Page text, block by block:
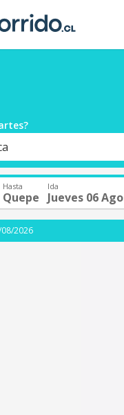
Hasta
Quepe
Ida
Jueves 06
2026